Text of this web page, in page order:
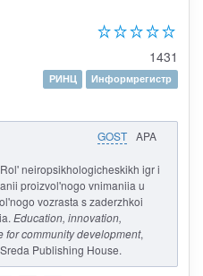
1431
РИНЦ
Информрегистр
GOST APA
neiropsikhologicheskikh igr i
proizvol'nogo vnimaniia u
vozrasta s zaderzhkoi
Education, innovation,
for community development,
Publishing House.